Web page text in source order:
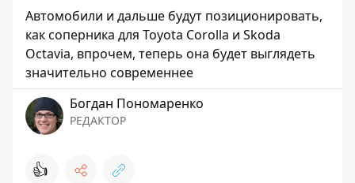
Автомобили и дальше будут позиционировать,
как соперника для Toyota Corolla и Skoda
Octavia, впрочем, теперь она будет выглядеть
значительно современнее
Богдан Пономаренко
РЕДАКТОР
👍